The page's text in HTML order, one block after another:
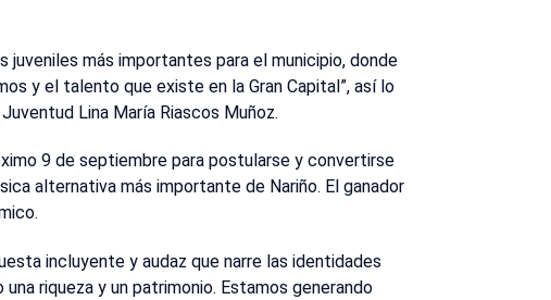
juveniles más importantes para el municipio, donde
y el talento que existe en la Gran Capital”, así lo
Lina María Riascos Muñoz.
9 de septiembre para postularse y convertirse
alternativa más importante de Nariño. El ganador
incluyente y audaz que narre las identidades
riqueza y un patrimonio. Estamos generando